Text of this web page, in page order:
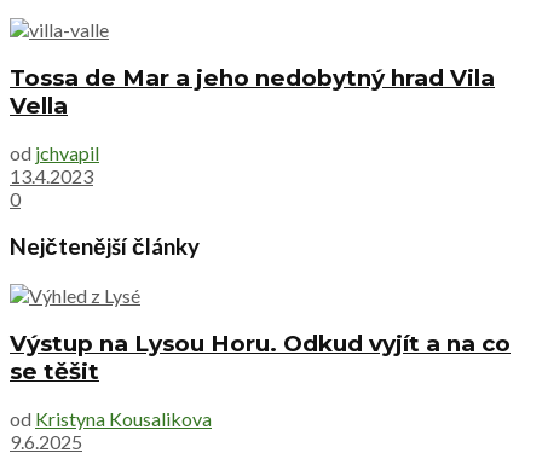
Tossa de Mar a jeho nedobytný hrad Vila
Vella
od jchvapil
13.4.2023
0
Nejčtenější články
Výstup na Lysou Horu. Odkud vyjít a na co
se těšit
od Kristyna Kousalikova
9.6.2025